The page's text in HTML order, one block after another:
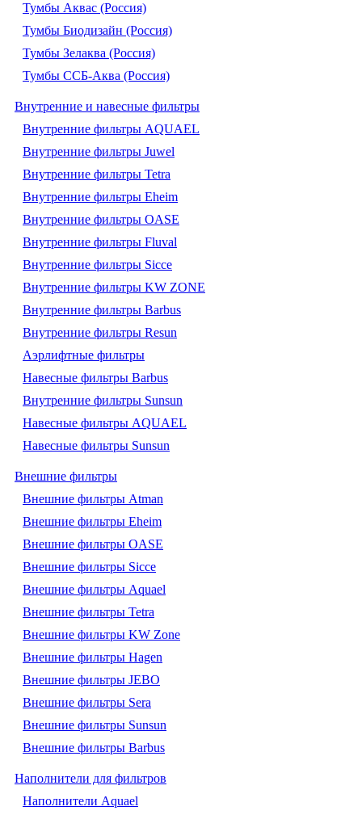
Тумбы Аквас (Россия)
Тумбы Биодизайн (Россия)
Тумбы Зелаква (Россия)
Тумбы ССБ-Аква (Россия)
Внутренние и навесные фильтры
Внутренние фильтры AQUAEL
Внутренние фильтры Juwel
Внутренние фильтры Tetra
Внутренние фильтры Eheim
Внутренние фильтры OASE
Внутренние фильтры Fluval
Внутренние фильтры Sicce
Внутренние фильтры KW ZONE
Внутренние фильтры Barbus
Внутренние фильтры Resun
Аэрлифтные фильтры
Навесные фильтры Barbus
Внутренние фильтры Sunsun
Навесные фильтры AQUAEL
Навесные фильтры Sunsun
Внешние фильтры
Внешние фильтры Atman
Внешние фильтры Eheim
Внешние фильтры OASE
Внешние фильтры Sicce
Внешние фильтры Aquael
Внешние фильтры Tetra
Внешние фильтры KW Zone
Внешние фильтры Hagen
Внешние фильтры JEBO
Внешние фильтры Sera
Внешние фильтры Sunsun
Внешние фильтры Barbus
Наполнители для фильтров
Наполнители Aquael